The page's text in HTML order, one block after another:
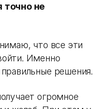
точно не
что все эти
Именно
решения.
огромное